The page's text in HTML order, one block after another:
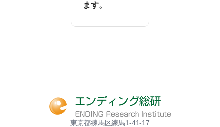
ます。
東京都練馬区練馬1-41-17